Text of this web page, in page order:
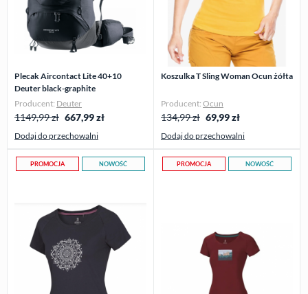
Plecak Aircontact Lite 40+10
Deuter black-graphite
Producent: Deuter
1149,99 zł 667,99zł
Dodaj do przechowalni
Koszulka T Sling Woman Ocun żółta
Producent: Ocun
134,99 zł 69,99zł
Dodaj do przechowalni
PROMOCJA NOWOŚĆ PROMOCJA NOWOŚĆ